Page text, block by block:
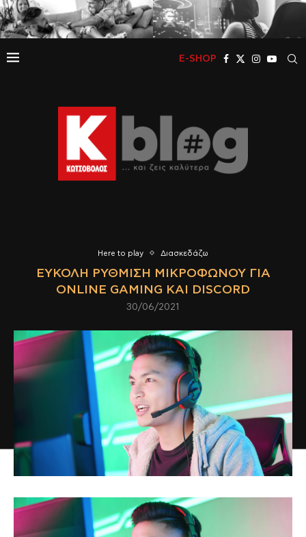
E-SHOP
Here to play Διασκεδάζω
ΕΎΚΟΛΗ ΡΎΘΜΙΣΗ ΜΙΚΡΟΦΏΝΟΥ ΓΙΑ
ONLINE GAMING ΚΑΙ DISCORD
30/06/2021